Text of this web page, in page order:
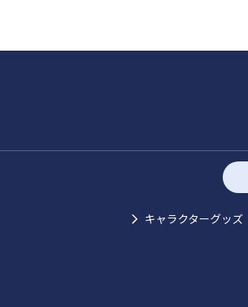
キャラクターグッズ